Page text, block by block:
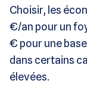
Choisir, les
€/an pour un
€ pour une
dans certains
élevées.